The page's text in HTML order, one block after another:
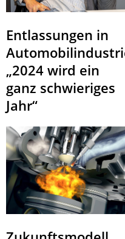
Entlassungen in
„2024 wird ein
ganz schwieriges
Jahr“